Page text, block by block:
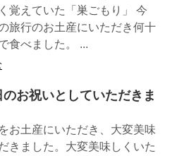
覚えていた「巣ごもり」 今
旅行のお土産にいただき何十
食べました。 ...
のお祝いとしていただきま
お土産にいただき、大変美味
きました。大変美味しくいた